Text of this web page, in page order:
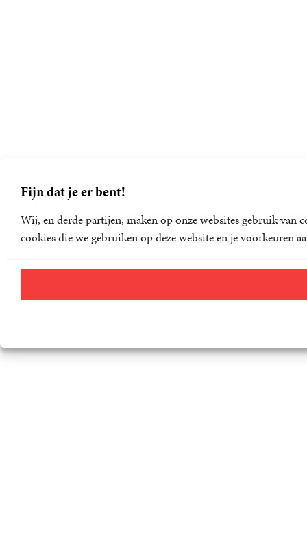
Fijn dat je er bent!
Wij, en derde partijen, maken op onze websites gebruik van
cookies die we gebruiken op deze website en je voorkeuren